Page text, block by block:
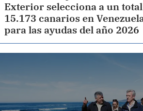
Exterior selecciona a un
15.173 canarios en
para las ayudas del año 2026